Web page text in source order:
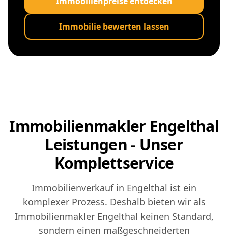
Immobilie bewerten lassen
Immobilienmakler Engelthal
Leistungen - Unser
Komplettservice
Immobilienverkauf in Engelthal ist ein
komplexer Prozess. Deshalb bieten wir als
Immobilienmakler Engelthal keinen Standard,
sondern einen maßgeschneiderten